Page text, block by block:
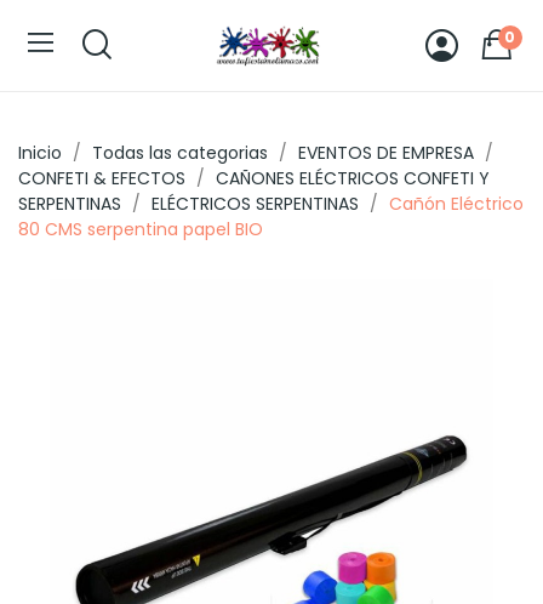
0
Inicio Todas las categorias
EVENTOS DE EMPRESA
CONFETI & EFECTOS
CAÑONES ELÉCTRICOS CONFETI Y
SERPENTINAS
ELÉCTRICOS SERPENTINAS
Cañón Eléctrico
80 CMS serpentina papel BIO